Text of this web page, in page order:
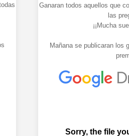
Ganaran todos aquellos que
las
¡¡Mucha
Mañana se publicaran los